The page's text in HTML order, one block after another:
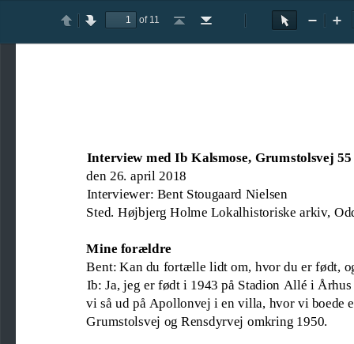
PreviousNext
of 11
Go
Go
Rotate
RotateText
Hand
Zoom
Interview med Ib Kalsmose, Grumstolsvej 55
den 26. april 2018
Interviewer: Bent Stougaard Nielsen
Sted. Højbjerg Holme Lokalhistoriske arkiv,
Mine forældre
Bent: Kan du fortælle lidt om hvor du er født,
Ib: Ja, jeg er født i 1943 på Stadion Allé i
vi så ud på Apollonvej i en villa, hvor vi boede
Grumstolsvej og Rensdyrvej omkring 1950.